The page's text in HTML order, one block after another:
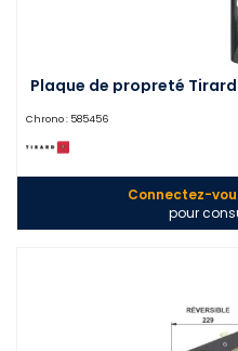
Plaque de propreté
Chrono : 585456
Connectez-
pour